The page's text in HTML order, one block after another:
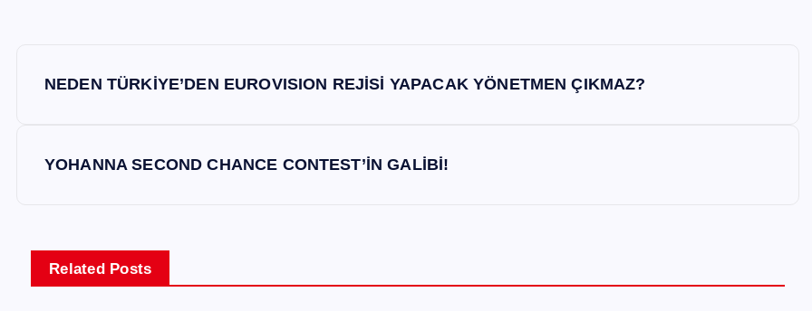
NEDEN TÜRKİYE’DEN EUROVISION REJİSİ YAPACAK YÖNETMEN ÇIKMAZ?
YOHANNA SECOND CHANCE CONTEST’İN GALİBİ!
Related Posts